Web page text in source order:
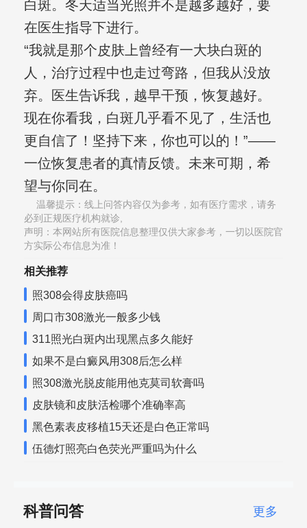
白斑。冬天适当光照并不是越多越好，要
在医生指导下进行。
“我就是那个皮肤上曾经有一大块白斑的
人，治疗过程中也走过弯路，但我从没放
弃。医生告诉我，越早干预，恢复越好。
现在你看我，白斑几乎看不见了，生活也
更自信了！坚持下来，你也可以的！”——
一位恢复患者的真情反馈。未来可期，希
望与你同在。
温馨提示：线上问答内容仅为参考，如有医疗需求，请务
必到正规医疗机构就诊,
声明：本网站所有医院信息整理仅供大家参考，一切以医院官
方实际公布信息为准！
相关推荐
照308会得皮肤癌吗
周口市308激光一般多少钱
311照光白斑内出现黑点多久能好
如果不是白癜风用308后怎么样
照308激光脱皮能用他克莫司软膏吗
皮肤镜和皮肤活检哪个准确率高
黑色素表皮移植15天还是白色正常吗
伍德灯照亮白色荧光严重吗为什么
科普问答 更多